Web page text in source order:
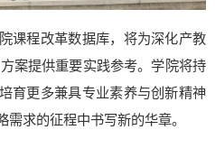
课程改革数据库，将为深化产教
案提供重要实践参考。学院将持
育更多兼具专业素养与创新精神
求的征程中书写新的华章。